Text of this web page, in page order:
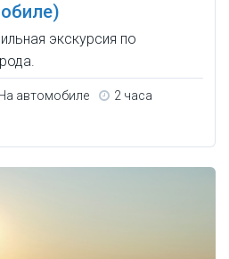
экскурсия по
автомобиле 2 часа